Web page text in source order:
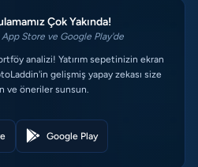
Çok Yakında!
App Store ve Google Play'de
analizi! Yatırım sepetinizin ekran
gelişmiş yapay zekası size
ve öneriler sunsun.
Google Play